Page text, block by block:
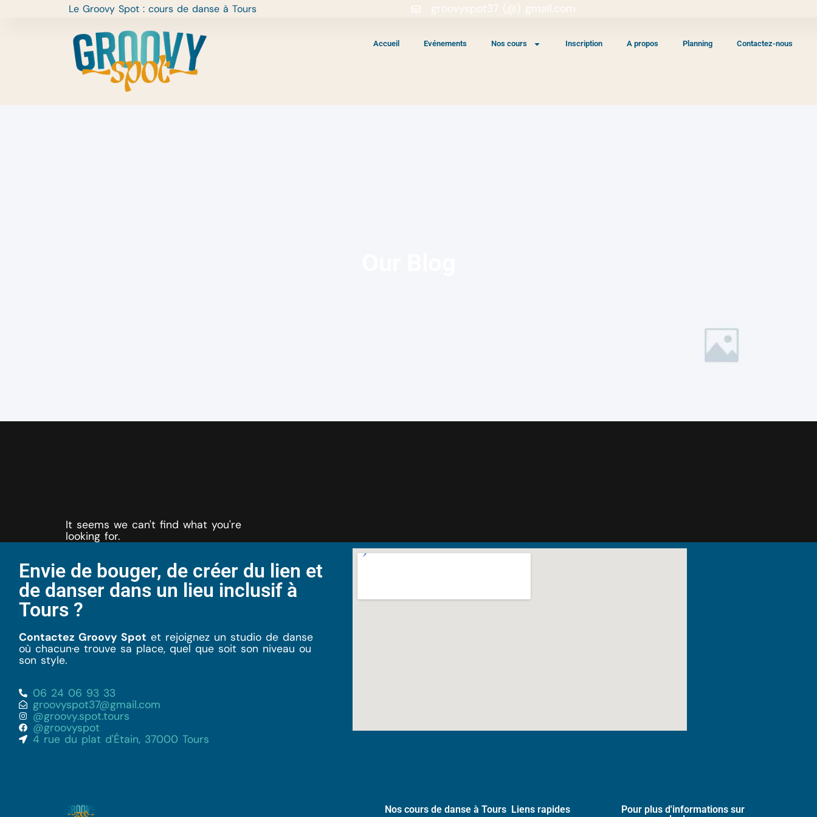
Le Groovy Spot : cours de danse à Tours groovyspot37 (@) gmail.com
Accueil Evénements Nos cours Inscription A propos Planning Contactez-nous
It seems we can't find what you're
looking for.
Envie de bouger, de créer du lien et
de danser dans un lieu inclusif à
Tours ?
Contactez Groovy Spot et rejoignez un studio de danse
où chacun·e trouve sa place, quel que soit son niveau ou
son style.
06 24 06 93 33
groovyspot37@gmail.com
@groovy.spot.tours
@groovyspot
4 rue du plat d'Étain, 37000 Tours
Nos cours de danse à Tours Liens rapides
Pour plus d'informations sur